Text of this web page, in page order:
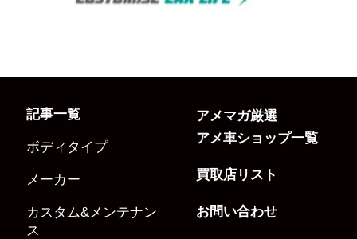
記事一覧
ボディタイプ
メーカー
カスタム&メンテナン
ス
アメマガ厳選
アメ車ショップ一覧
買取店リスト
お問い合わせ